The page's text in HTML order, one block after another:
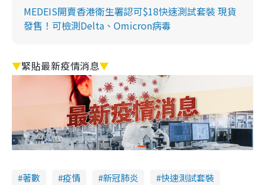
MEDEIS開賣香港衛生署認可$18快速測試套裝 現貨
發售！可檢測Delta、Omicron病毒
▼緊貼最新疫情消息▼
著數 疫情 新冠肺炎
快速測試套裝